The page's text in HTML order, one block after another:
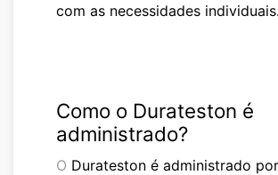
com as necessidades individuais.
Como o Durateston é
administrado?
O Durateston é administrado